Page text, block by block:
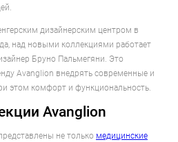
дизайнерским центром в
над новыми коллекциями работает
Бруно Пальмегяни. Это
Avanglion внедрять современные и
этом комфорт и функциональность.
Avanglion
не только медицинские